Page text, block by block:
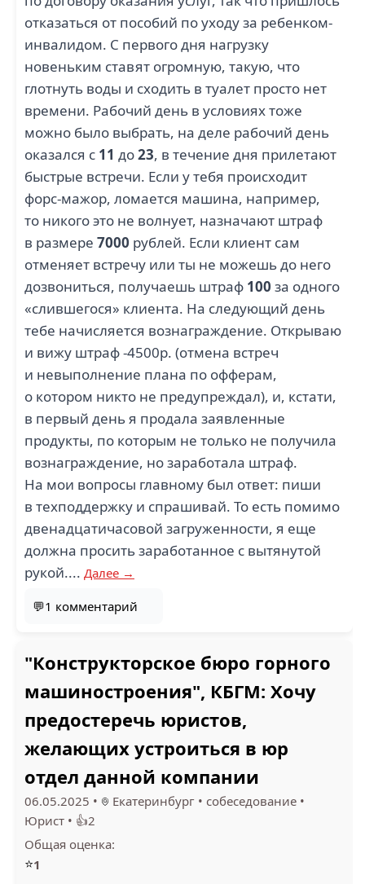
отказаться от пособий по уходу за ребенком-
инвалидом. С первого дня нагрузку
новеньким ставят огромную, такую, что
глотнуть воды и сходить в туалет просто нет
времени. Рабочий день в условиях тоже
можно было выбрать, на деле рабочий день
оказался с 11 до23, в течение дня прилетают
быстрые встречи. Если у тебя происходит
форс-мажор, ломается машина, например,
то никого это не волнует, назначают штраф
в размере 7000 рублей. Если клиент сам
отменяет встречу или ты не можешь до него
дозвониться, получаешь штраф 100 за одного
«слившегося» клиента. На следующий день
тебе начисляется вознаграждение. Открываю
и вижу штраф -4500р. (отмена встреч
и невыполнение плана по офферам,
о котором никто не предупреждал), и, кстати,
в первый день я продала заявленные
продукты, по которым не только не получила
вознаграждение, но заработала штраф.
На мои вопросы главному был ответ: пиши
в техподдержку и спрашивай. То есть помимо
двенадцатичасовой загруженности, я еще
должна просить заработанное с вытянутой
рукой.... Далее →
💬1 комментарий
"Конструкторское бюро горного
машиностроения", КБГМ: Хочу
предостеречь юристов,
желающих устроиться в юр
отдел данной компании
06.05.2025 • Екатеринбург • собеседование •
Юрист • 👍2
Общая оценка:
⭐1